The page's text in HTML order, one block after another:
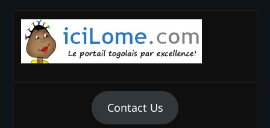
Contact Us